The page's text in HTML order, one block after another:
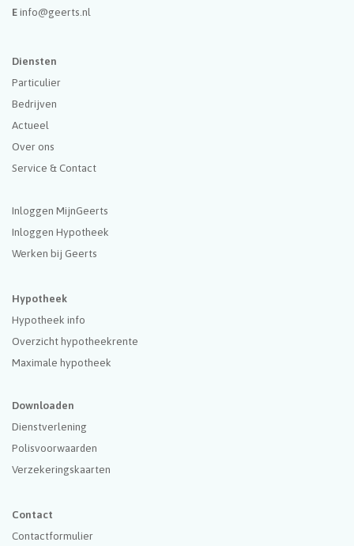
Einfo@geerts.nl
Diensten
Particulier
Bedrijven
Actueel
Over ons
Service & Contact
Inloggen MijnGeerts
Inloggen Hypotheek
Werken bij Geerts
Hypotheek
Hypotheek info
Overzicht hypotheekrente
Maximale hypotheek
Downloaden
Dienstverlening
Polisvoorwaarden
Verzekeringskaarten
Contact
Contactformulier